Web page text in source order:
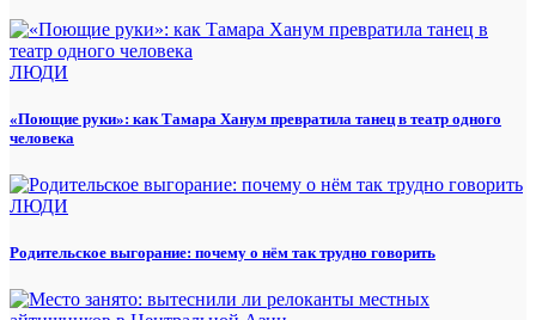
ЛЮДИ
«Поющие руки»: как Тамара Ханум превратила танец в театр одного
человека
ЛЮДИ
Родительское выгорание: почему о нём так трудно говорить